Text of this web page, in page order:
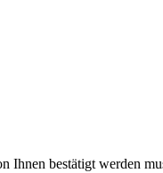
Ihnen bestätigt werden